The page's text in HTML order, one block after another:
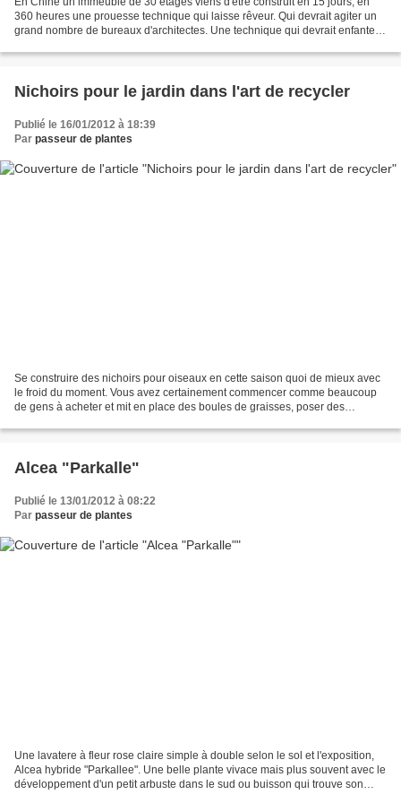
360 heures une prouesse technique qui laisse rêveur. Qui devrait agiter un
grand nombre de bureaux d'architectes. Une technique qui devrait enfanter
Nichoirs pour le jardin dans l'art de recycler
Publié le 16/01/2012 à 18:39
Par passeur de plantes
Se construire des nichoirs pour oiseaux en cette saison quoi de mieux avec
le froid du moment. Vous avez certainement commencer comme beaucoup
de gens à acheter et mit en place des boules de graisses, poser des
Alcea "Parkalle"
Publié le 13/01/2012 à 08:22
Par passeur de plantes
Une lavatere à fleur rose claire simple à double selon le sol et l'exposition,
Alcea hybride "Parkallee". Une belle plante vivace mais plus souvent avec le
développement d'un petit arbuste dans le sud ou buisson qui trouve son